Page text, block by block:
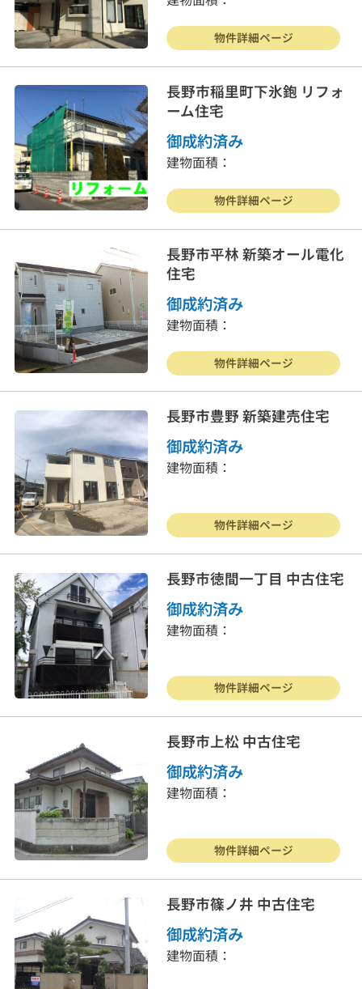
物件詳細ページ
長野市稲里町下氷鉋 リフォ
ーム住宅
御成約済み
建物面積：
物件詳細ページ
長野市平林 新築オール電化
住宅
御成約済み
建物面積：
物件詳細ページ
長野市豊野 新築建売住宅
御成約済み
建物面積：
物件詳細ページ
長野市徳間一丁目 中古住宅
御成約済み
建物面積：
物件詳細ページ
長野市上松 中古住宅
御成約済み
建物面積：
物件詳細ページ
長野市篠ノ井 中古住宅
御成約済み
建物面積：
戸建住宅
マンション 事業物件
賃貸物件 物件を売る
サポート業務 行政書士
会社案内 お問合わせ
お客様の声
よくある質問
リンク集
個人情報保護方針
026-214-8737
営業時間 9:30〜18:00
定休日 水曜日・日曜・祝日